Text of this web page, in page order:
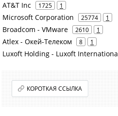
AT&T Inc 1725 1
Microsoft Corporation 25774 1
Broadcom - VMware 2610 1
Atlex - Окей-Телеком 8 1
Luxoft Holding - Luxoft
КОРОТКАЯ ССЫЛКА